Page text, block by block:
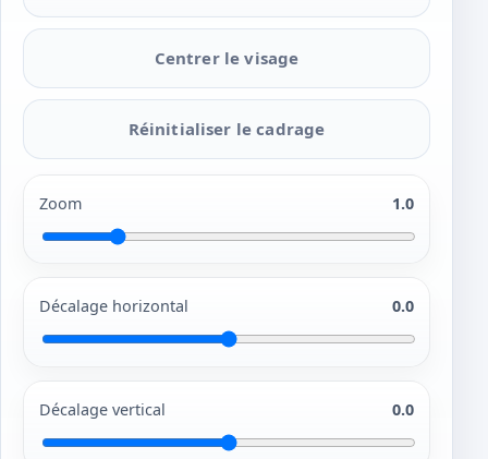
Centrer le visage
Réinitialiser le cadrage
Zoom 1.0
Décalage horizontal 0.0
Décalage vertical 0.0